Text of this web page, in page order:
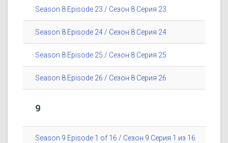
Season 8 Episode 23 / Сезон 8 Серия 23
Season 8 Episode 24 / Сезон 8 Серия 24
Season 8 Episode 25 / Сезон 8 Серия 25
Season 8 Episode 26 / Сезон 8 Серия 26
9
Season 9 Episode 1 of 16 / Сезон 9 Серия 1 из 16